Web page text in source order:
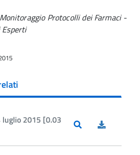
Protocolli dei Farmaci -
Esperti
luglio 2015 [0.03